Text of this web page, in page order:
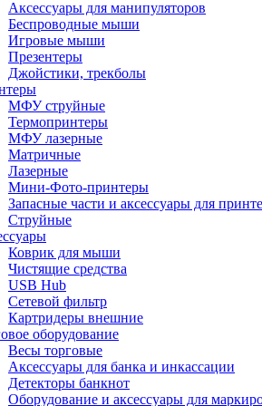
Аксессуары для манипуляторов
Беспроводные мыши
Игровые мыши
Презентеры
Джойстики, трекболы
МФУ струйные
Термопринтеры
МФУ лазерные
Матричные
Лазерные
Мини-Фото-принтеры
Запасные части и аксессуары для
Струйные
Коврик для мыши
Чистящие средства
USB Hub
Сетевой фильтр
Картридеры внешние
оборудование
Весы торговые
Аксессуары для банка и инкассации
Детекторы банкнот
Оборудование и аксессуары для